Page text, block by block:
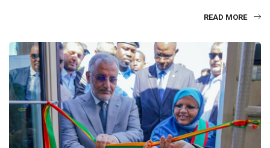
READ MORE